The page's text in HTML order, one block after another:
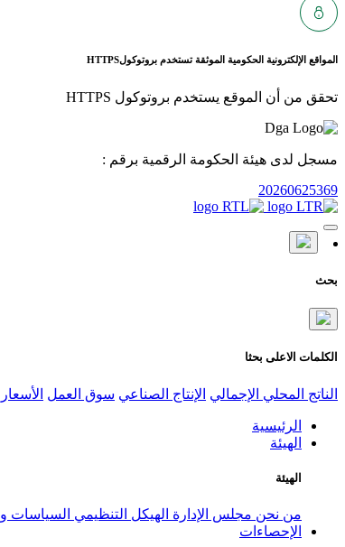
المواقع الإلكترونية الحكومية الموثقة تستخدم بروتوكولHTTPS
تحقق من أن الموقع يستخدم بروتوكول HTTPS
مسجل لدى هيئة الحكومة الرقمية برقم :
20260625369
بحث
الكلمات الاعلى بحثا
الناتج المحلي الإجمالي الإنتاج الصناعي سوق العمل الأسعار
الرئيسية
الهيئة
الهيئة
من نحن مجلس الإدارة الهيكل التنظيمي السياسات
الإحصاءات